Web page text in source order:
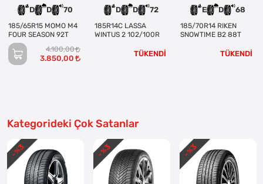
D D 70
185/65R15 MOMO M4
FOUR SEASON 92T
4.100,00
3.850,00
D D 72
185R14C LASSA
WINTUS 2 102/100R
TÜKENDİ
E D 68
185/70R14 RIKEN
SNOWTIME B2 88T
TÜKENDİ
Kategorideki Çok Satanlar
- %
3 - %
3 - %
3